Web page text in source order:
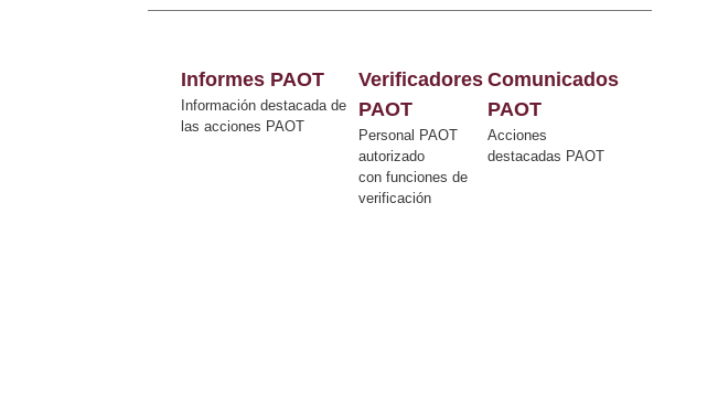
Informes PAOT
Información destacada de
las acciones PAOT
Verificadores
PAOT
Personal PAOT
autorizado
con funciones de
verificación
Comunicados
PAOT
Acciones
destacadas PAOT